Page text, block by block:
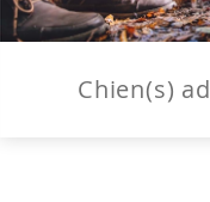
Chien(s)